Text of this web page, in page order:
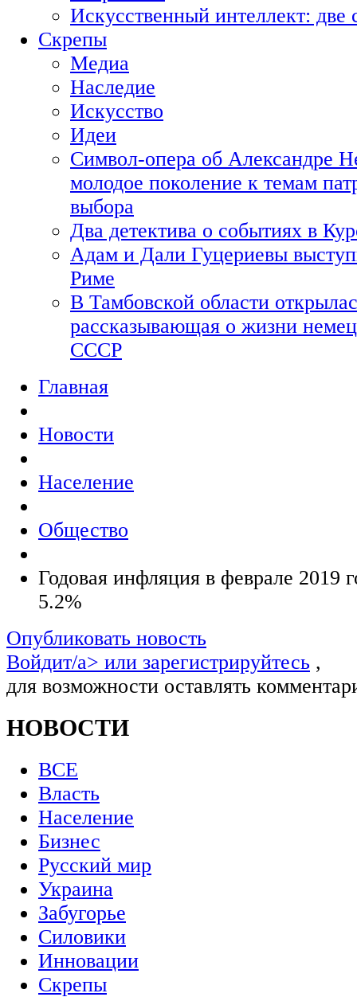
Искусственный интеллект:
Скрепы
Медиа
Наследие
Искусство
Идеи
Символ-опера об Александре
молодое поколение к темам
выбора
Два детектива о событиях в
Адам и Дали Гуцериевы
Риме
В Тамбовской области
рассказывающая о жизни
СССР
Главная
Новости
Население
Общество
Годовая инфляция в феврале 2019
5.2%
Опубликовать новость
Войдит/a> или зарегистрируйтесь ,
для возможности оставлять
НОВОСТИ
ВСЕ
Власть
Население
Бизнес
Русский мир
Украина
Забугорье
Силовики
Инновации
Скрепы